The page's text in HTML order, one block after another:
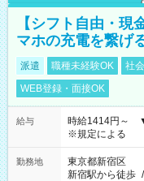
【シフト自由・
マホの充電を繋げ
派遣 職種未経験OK 社
WEB登録・面接OK
給与
時給1414円～
※規定による
勤務地
東京都新宿区
新宿駅から徒歩 /